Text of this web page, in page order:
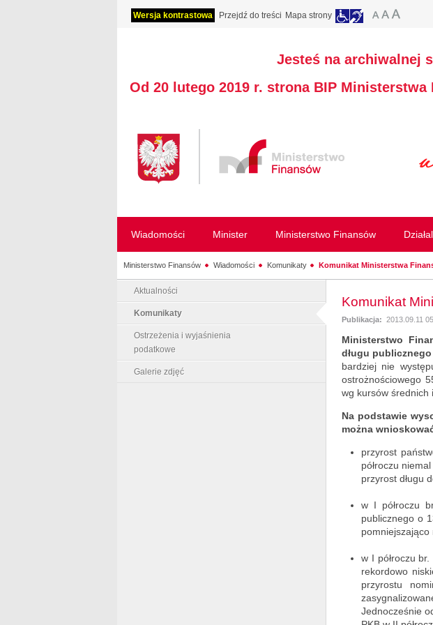
Wersja kontrastowa Przejdź do treści Mapa strony
Jesteś na archiwalnej
Od 20 lutego 2019 r. strona BIP
Wiadomości Minister Ministerstwo Finansów
Ministerstwo Finansów Wiadomości Komunikaty Komunikat Ministerstwa
Aktualności
Komunikaty
Ostrzeżenia i wyjaśnienia
podatkowe
Galerie zdjęć
Komunikat
Publikacja: 2013.09.11
Ministerstwo
długu
bardziej nie
ostrożnościowego
wg kursów średnich
Na podstawie
można
przyrost
półroczu
przyrost długu
w I półroczu
publicznego o
pomniejszająco
w I półroczu
rekordowo
przyrostu
Jednocześnie